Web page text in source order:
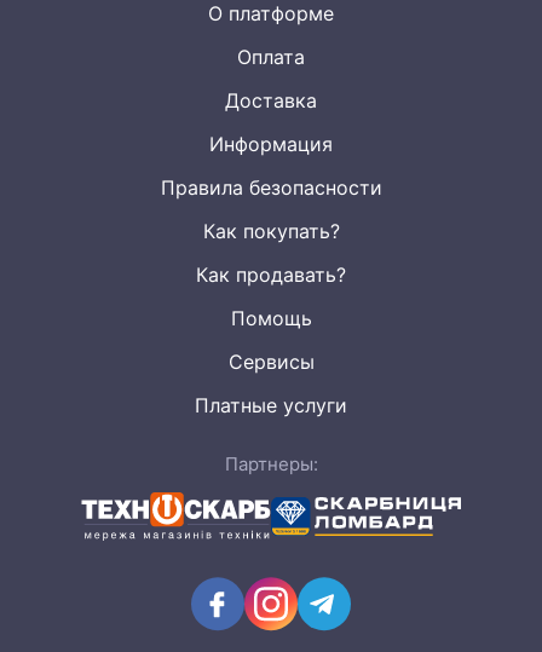
О платформе
Оплата
Доставка
Информация
Правила безопасности
Как покупать?
Как продавать?
Помощь
Сервисы
Платные услуги
Партнеры: